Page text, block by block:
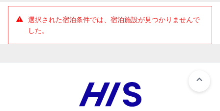
選択された宿泊条件では、宿泊施設が見つかりませんで
した。